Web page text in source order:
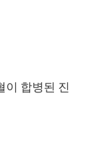
이 합병된 진